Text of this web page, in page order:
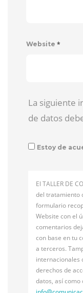
Website *
La siguiente
de datos
Estoy de
El TALLER DE
del tratamiento
formulario
Website con el
comentarios
con base en tu
a terceros.
internacionales
derechos de
datos, así como